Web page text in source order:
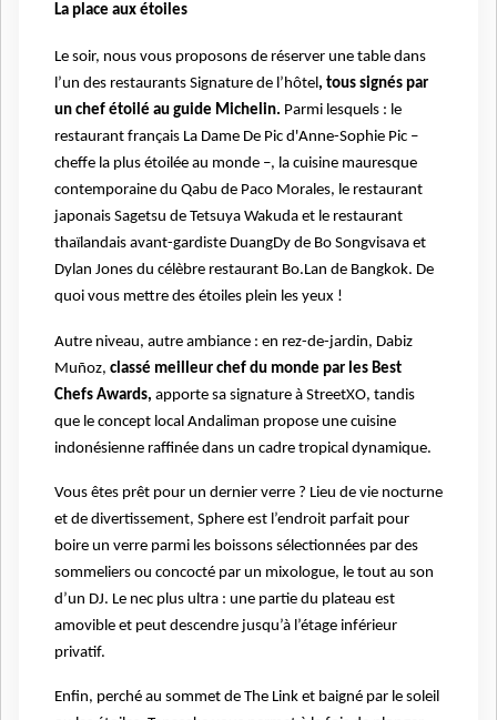
La place aux étoiles
Le soir, nous vous proposons de réserver une table dans
l’un des restaurants Signature de l’hôtel, tous signés par
un chef étoilé au guide Michelin. Parmi lesquels : le
restaurant français La Dame De Pic d'Anne-Sophie Pic –
cheffe la plus étoilée au monde –, la cuisine mauresque
contemporaine du Qabu de Paco Morales, le restaurant
japonais Sagetsu de Tetsuya Wakuda et le restaurant
thaïlandais avant-gardiste DuangDy de Bo Songvisava et
Dylan Jones du célèbre restaurant Bo.Lan de Bangkok. De
quoi vous mettre des étoiles plein les yeux !
Autre niveau, autre ambiance : en rez-de-jardin, Dabiz
Muñoz, classé meilleur chef du monde par les Best
Chefs Awards, apporte sa signature à StreetXO, tandis
que le concept local Andaliman propose une cuisine
indonésienne raffinée dans un cadre tropical dynamique.
Vous êtes prêt pour un dernier verre ? Lieu de vie nocturne
et de divertissement, Sphere est l’endroit parfait pour
boire un verre parmi les boissons sélectionnées par des
sommeliers ou concocté par un mixologue, le tout au son
d’un DJ. Le nec plus ultra : une partie du plateau est
amovible et peut descendre jusqu’à l’étage inférieur
privatif.
Enfin, perché au sommet de The Link et baigné par le soleil